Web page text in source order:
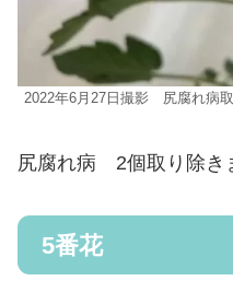
2022年6月27日撮影 尻腐れ病
尻腐れ病 2個取り除き
5番花